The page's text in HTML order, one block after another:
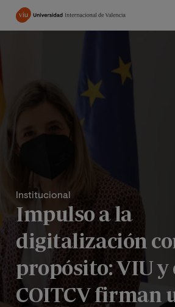
Pasar
Institucional
Impulso a la
digitalización
propósito: VIU y
COITCV firman